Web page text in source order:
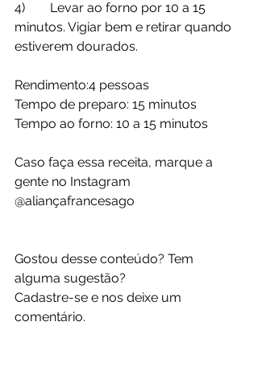
4)	 Levar ao forno por 10 a 15
minutos. Vigiar bem e retirar quando
estiverem dourados.
Rendimento:4 pessoas
Tempo de preparo: 15 minutos
Tempo ao forno: 10 a 15 minutos
Caso faça essa receita, marque a
gente no Instagram
@aliançafrancesago
Gostou desse conteúdo? Tem
alguma sugestão?
Cadastre-se e nos deixe um
comentário.